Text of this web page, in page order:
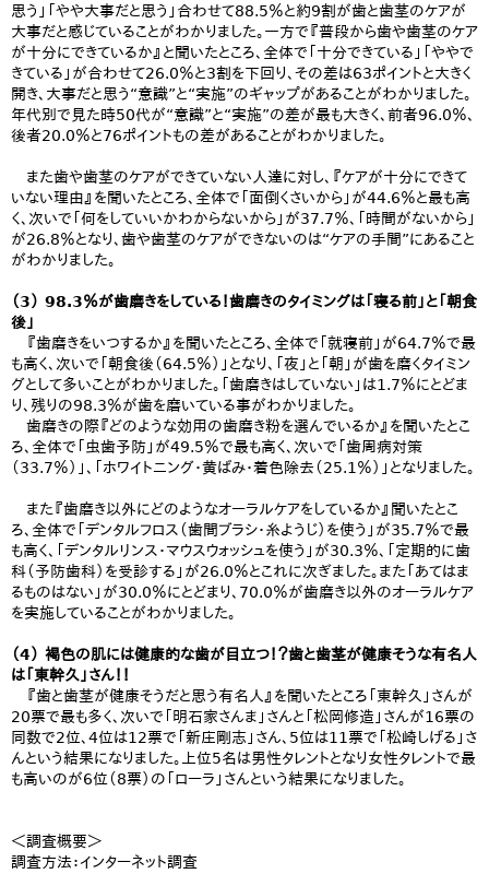
思う」「やや大事だと思う」合わせて88.5％と約9割が歯と歯茎のケアが
大事だと感じていることがわかりました。一方で『普段から歯や歯茎のケア
が十分にできているか』と聞いたところ、全体で「十分できている」「ややで
きている」が合わせて26.0％と3割を下回り、その差は63ポイントと大きく
開き、大事だと思う“意識”と“実施”のギャップがあることがわかりました。
年代別で見た時50代が“意識”と“実施”の差が最も大きく、前者96.0％、
後者20.0％と76ポイントもの差があることがわかりました。
また歯や歯茎のケアができていない人達に対し、『ケアが十分にできて
いない理由』を聞いたところ、全体で「面倒くさいから」が44.6％と最も高
く、次いで「何をしていいかわからないから」が37.7％、「時間がないから」
が26.8％となり、歯や歯茎のケアができないのは“ケアの手間”にあること
がわかりました。
（3） 98.3％が歯磨きをしている！歯磨きのタイミングは「寝る前」と「朝食
後」
『歯磨きをいつするか』を聞いたところ、全体で「就寝前」が64.7％で最
も高く、次いで「朝食後（64.5％）」となり、「夜」と「朝」が歯を磨くタイミン
グとして多いことがわかりました。「歯磨きはしていない」は1.7％にとどま
り、残りの98.3％が歯を磨いている事がわかりました。
歯磨きの際『どのような効用の歯磨き粉を選んでいるか』を聞いたとこ
ろ、全体で「虫歯予防」が49.5％で最も高く、次いで「歯周病対策
（33.7％）」、「ホワイトニング・黄ばみ・着色除去（25.1％）」となりました。
また『歯磨き以外にどのようなオーラルケアをしているか』聞いたとこ
ろ、全体で「デンタルフロス（歯間ブラシ・糸ようじ）を使う」が35.7％で最
も高く、「デンタルリンス・マウスウォッシュを使う」が30.3％、「定期的に歯
科（予防歯科）を受診する」が26.0％とこれに次ぎました。また「あてはま
るものはない」が30.0％にとどまり、70.0％が歯磨き以外のオーラルケア
を実施していることがわかりました。
（4） 褐色の肌には健康的な歯が目立つ！？歯と歯茎が健康そうな有名人
は「東幹久」さん！！
『歯と歯茎が健康そうだと思う有名人』を聞いたところ「東幹久」さんが
20票で最も多く、次いで「明石家さんま」さんと「松岡修造」さんが16票の
同数で2位、4位は12票で「新庄剛志」さん、5位は11票で「松崎しげる」さ
んという結果になりました。上位5名は男性タレントとなり女性タレントで最
も高いのが6位（8票）の「ローラ」さんという結果になりました。
＜調査概要＞
調査方法：インターネット調査